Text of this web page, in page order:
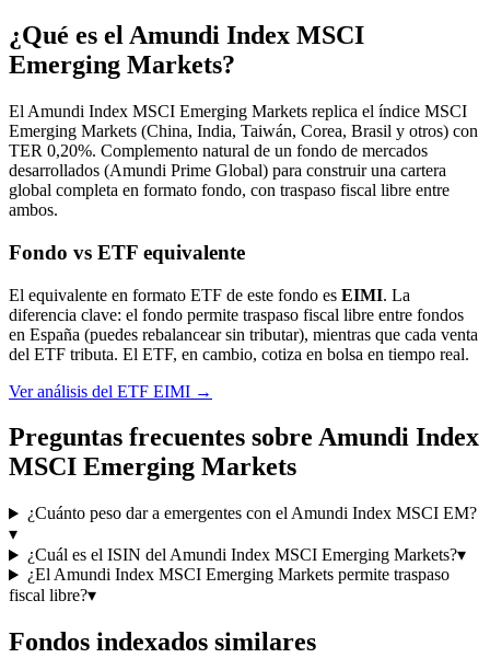
¿Qué es elAmundi Index MSCI
Emerging Markets?
El Amundi Index MSCI Emerging Markets replica el índice MSCI
Emerging Markets (China, India, Taiwán, Corea, Brasil y otros) con
TER 0,20%. Complemento natural de un fondo de mercados
desarrollados (Amundi Prime Global) para construir una cartera
global completa en formato fondo, con traspaso fiscal libre entre
ambos.
Fondo vs ETF equivalente
El equivalente en formato ETF de este fondo es EIMI. La
diferencia clave: el fondo permite traspaso fiscal libre entre fondos
en España (puedes rebalancear sin tributar), mientras que cada venta
del ETF tributa. El ETF, en cambio, cotiza en bolsa en tiempo real.
Ver análisis del ETF EIMI →
Preguntas frecuentes sobre Amundi Index
MSCI Emerging Markets
¿Cuánto peso dar a emergentes con el Amundi Index MSCI EM?
▾
¿Cuál es el ISIN del Amundi Index MSCI Emerging Markets?▾
¿El Amundi Index MSCI Emerging Markets permite traspaso
fiscal libre?▾
Fondos indexados similares